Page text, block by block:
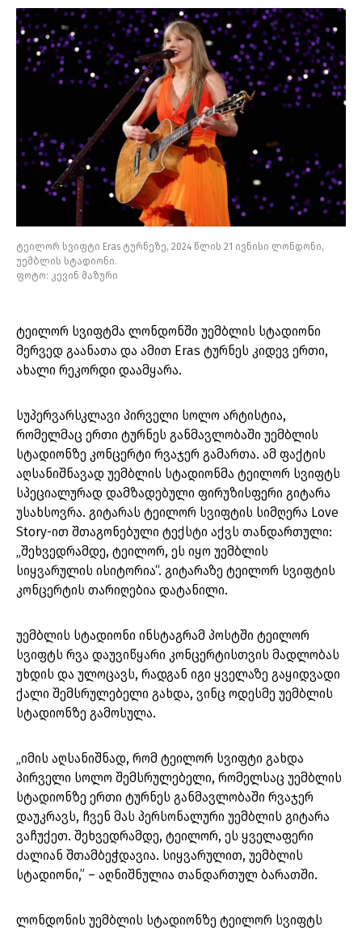
ტეილორ სვიფტი Eras ტურნეზე, 2024 წლის 21 ივნისი ლონდონი,
უემბლის სტადიონი.
ფოტო: კევინ მაზური
ტეილორ სვიფტმა ლონდონში უემბლის სტადიონი
მერვედ გაანათა და ამით Eras ტურნეს კიდევ ერთი,
ახალი რეკორდი დაამყარა.
სუპერვარსკლავი პირველი სოლო არტისტია,
რომელმაც ერთი ტურნეს განმავლობაში უემბლის
სტადიონზე კონცერტი რვაჯერ გამართა. ამ ფაქტის
აღსანიშნავად უემბლის სტადიონმა ტეილორ სვიფტს
სპეციალურად დამზადებული ფირუზისფერი გიტარა
უსახსოვრა. გიტარას ტეილორ სვიფტის სიმღერა Love
Story-ით შთაგონებული ტექსტი აქვს თანდართული:
„შეხვედრამდე, ტეილორ, ეს იყო უემბლის
სიყვარულის ისიტორია“. გიტარაზე ტეილორ სვიფტის
კონცერტის თარიღებია დატანილი.
უემბლის სტადიონი ინსტაგრამ პოსტში ტეილორ
სვიფტს რვა დაუვიწყარი კონცერტისთვის მადლობას
უხდის და ულოცავს, რადგან იგი ყველაზე გაყიდვადი
ქალი შემსრულებელი გახდა, ვინც ოდესმე უემბლის
სტადიონზე გამოსულა.
„იმის აღსანიშნად, რომ ტეილორ სვიფტი გახდა
პირველი სოლო შემსრულებელი, რომელსაც უემბლის
სტადიონზე ერთი ტურნეს განმავლობაში რვაჯერ
დაუკრავს, ჩვენ მას პერსონალური უემბლის გიტარა
ვაჩუქეთ. შეხვედრამდე, ტეილორ, ეს ყველაფერი
ძალიან შთამბეჭდავია. სიყვარულით, უემბლის
სტადიონი,” – აღნიშნულია თანდართულ ბარათში.
ლონდონის უემბლის სტადიონზე ტეილორ სვიფტს